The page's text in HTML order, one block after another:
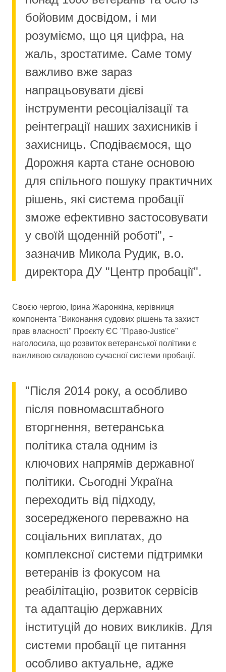
бойовим досвідом, і ми
розуміємо, що ця цифра, на
жаль, зростатиме. Саме тому
важливо вже зараз
напрацьовувати дієві
інструменти ресоціалізації та
реінтеграції наших захисників і
захисниць. Сподіваємося, що
Дорожня карта стане основою
для спільного пошуку практичних
рішень, які система пробації
зможе ефективно застосовувати
у своїй щоденній роботі", -
зазначив Микола Рудик, в.о.
директора ДУ "Центр пробації".
Своєю чергою, Ірина Жаронкіна, керівниця
компонента "Виконання судових рішень та захист
прав власності" Проєкту ЄС "Право-Justice"
наголосила, що розвиток ветеранської політики є
важливою складовою сучасної системи пробації.
"Після 2014 року, а особливо
після повномасштабного
вторгнення, ветеранська
політика стала одним із
ключових напрямів державної
політики. Сьогодні Україна
переходить від підходу,
зосередженого переважно на
соціальних виплатах, до
комплексної системи підтримки
ветеранів із фокусом на
реабілітацію, розвиток сервісів
та адаптацію державних
інституцій до нових викликів. Для
системи пробації це питання
особливо актуальне, адже